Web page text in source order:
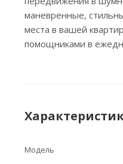
маневренные,
места в вашей
помощниками в
Модель